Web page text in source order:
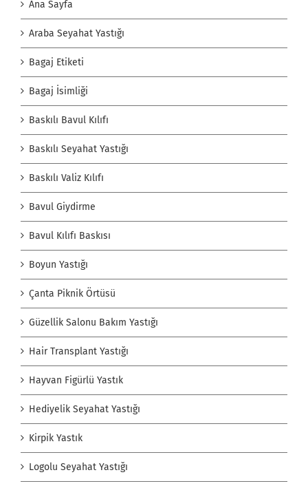
Ana Sayfa
Araba Seyahat Yastığı
Bagaj Etiketi
Bagaj İsimliği
Baskılı Bavul Kılıfı
Baskılı Seyahat Yastığı
Baskılı Valiz Kılıfı
Bavul Giydirme
Bavul Kılıfı Baskısı
Boyun Yastığı
Çanta Piknik Örtüsü
Güzellik Salonu Bakım Yastığı
Hair Transplant Yastığı
Hayvan Figürlü Yastık
Hediyelik Seyahat Yastığı
Kirpik Yastık
Logolu Seyahat Yastığı